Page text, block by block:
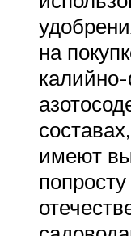
на
имеют